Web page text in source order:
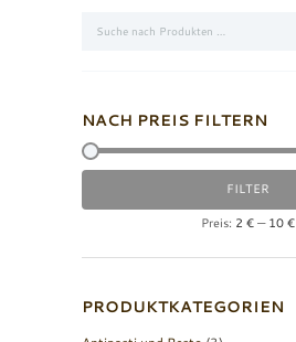
NACH PREIS FILTERN
FILTER
Preis: 2 €— 10 €
PRODUKTKATEGORIEN